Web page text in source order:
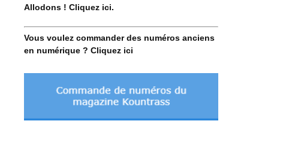
Allodons ! Cliquez ici.
Vous voulez commander des numéros anciens
en numérique ? Cliquez ici